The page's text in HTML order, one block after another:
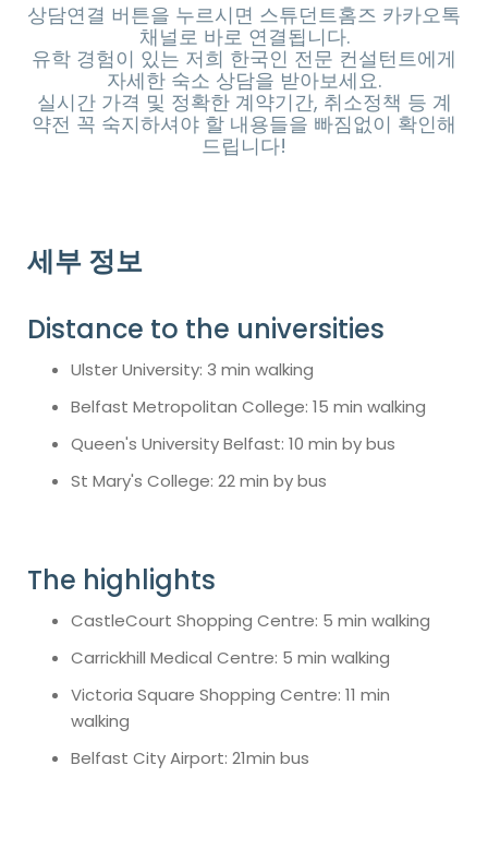
상담연결 버튼을 누르시면 스튜던트홈즈 카카오톡
채널로 바로 연결됩니다.
유학 경험이 있는 저희 한국인 전문 컨설턴트에게
자세한 숙소 상담을 받아보세요.
실시간 가격 및 정확한 계약기간, 취소정책 등 계
약전 꼭 숙지하셔야 할 내용들을 빠짐없이 확인해
드립니다!
세부 정보
Distance to the universities
Ulster University: 3 min walking
Belfast Metropolitan College: 15 min walking
Queen's University Belfast: 10 min by bus
St Mary's College: 22 min by bus
The highlights
CastleCourt Shopping Centre: 5 min walking
Carrickhill Medical Centre: 5 min walking
Victoria Square Shopping Centre: 11 min
walking
Belfast City Airport: 21min bus